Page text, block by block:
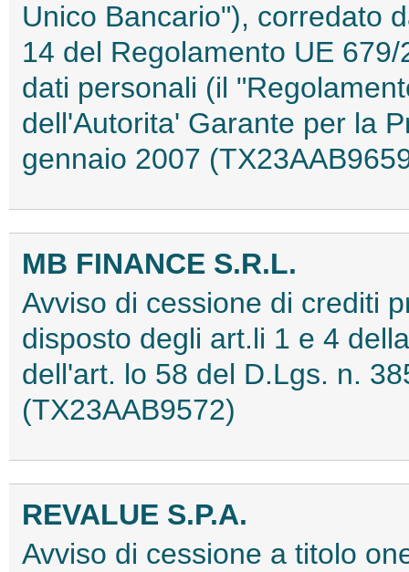
Unico Bancario"), corredato
14 del Regolamento UE
dati personali (il
dell'Autorita' Garante per la
gennaio 2007
MB FINANCE S.R.L.
Avviso di cessione di crediti
disposto degli art.li 1 e 4
dell'art. lo 58 del D.Lgs. n.
(TX23AAB9572)
REVALUE S.P.A.
Avviso di cessione a titolo